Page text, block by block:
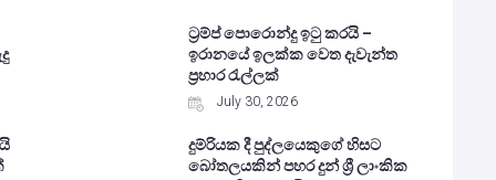
ට්‍රම්ප් පොරොන්දු ඉටු කරයි –
ඉරානයේ ඉලක්ක වෙත දැවැන්ත
ප්‍රහාර රැල්ලක්
July 30, 2026
දුම්රියක දී පුද්ලයෙකුගේ හිසට
බෝතලයකින් පහර දුන් ශ්‍රී ලාංකික